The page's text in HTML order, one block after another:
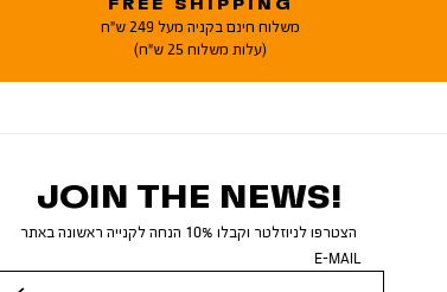
משלוח חינם בקניה מעל 249 ש"ח
(עלות משלוח 25 ש"ח)
JOIN THE NEWS!
הצטרפו לניוזלטר וקבלו 10% הנחה לקנייה ראשונה באתר
E-MAIL